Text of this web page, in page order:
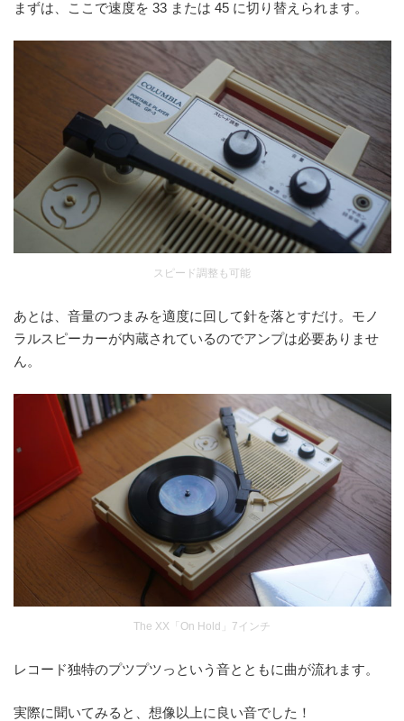
まずは、ここで速度を 33 または 45 に切り替えられます。
スピード調整も可能
あとは、音量のつまみを適度に回して針を落とすだけ。モノ
ラルスピーカーが内蔵されているのでアンプは必要ありませ
ん。
The XX「On Hold」7インチ
レコード独特のプツプツっという音とともに曲が流れます。
実際に聞いてみると、想像以上に良い音でした！